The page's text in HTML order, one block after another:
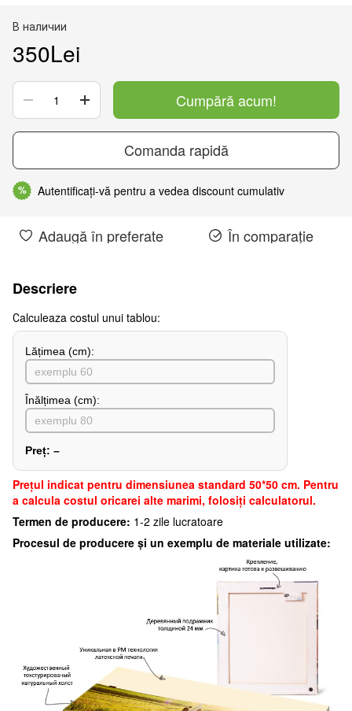
В наличии
350Lei
Cumpără acum!
Comanda rapidă
% Autentificați-vă pentru a vedea discount cumulativ
Adaugă în preferate În comparație
Descriere
Сalculeaza costul unui tablou:
Lățimea (сm):
Înălțimea (cm):
Preț: –
Preţul indicat pentru dimensiunea standard 50*50 cm. Pentru
a calcula costul oricarei alte marimi, folosiți calculatorul.
Termen de producere: 1-2 zile lucratoare
Procesul de producere și un exemplu de materiale utilizate: